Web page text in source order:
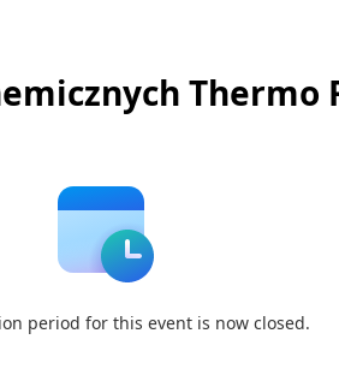
Thermo
period for this event is now closed.